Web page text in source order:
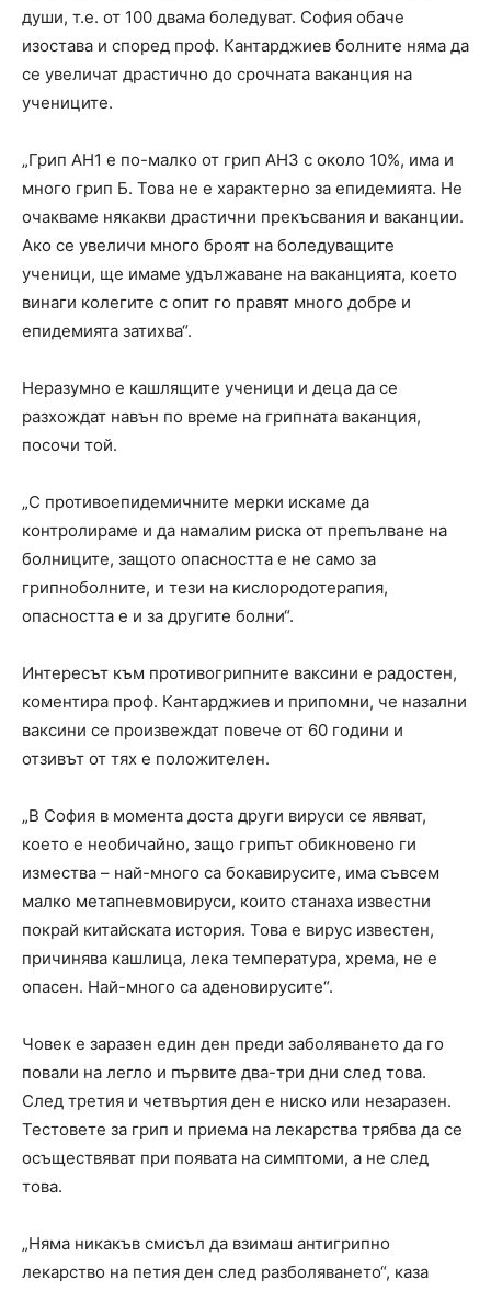
души, т.е. от 100 двама боледуват. София обаче
изостава и според проф. Кантарджиев болните няма да
се увеличат драстично до срочната ваканция на
учениците.
„Грип AH1 е по-малко от грип AH3 с около 10%, има и
много грип Б. Това не е характерно за епидемията. Не
очакваме някакви драстични прекъсвания и ваканции.
Ако се увеличи много броят на боледуващите
ученици, ще имаме удължаване на ваканцията, което
винаги колегите с опит го правят много добре и
епидемията затихва“.
Неразумно е кашлящите ученици и деца да се
разхождат навън по време на грипната ваканция,
посочи той.
„С противоепидемичните мерки искаме да
контролираме и да намалим риска от препълване на
болниците, защото опасността е не само за
грипноболните, и тези на кислородотерапия,
опасността е и за другите болни“.
Интересът към противогрипните ваксини е радостен,
коментира проф. Кантарджиев и припомни, че назални
ваксини се произвеждат повече от 60 години и
отзивът от тях е положителен.
„В София в момента доста други вируси се явяват,
което е необичайно, защо грипът обикновено ги
измества – най-много са бокавирусите, има съвсем
малко метапневмовируси, които станаха известни
покрай китайската история. Това е вирус известен,
причинява кашлица, лека температура, хрема, не е
опасен. Най-много са аденовирусите“.
Човек е заразен един ден преди заболяването да го
повали на легло и първите два-три дни след това.
След третия и четвъртия ден е ниско или незаразен.
Тестовете за грип и приема на лекарства трябва да се
осъществяват при появата на симптоми, а не след
това.
„Няма никакъв смисъл да взимаш антигрипно
лекарство на петия ден след разболяването“, каза